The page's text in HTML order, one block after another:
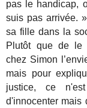
pas le handicap,
suis pas arrivée.
sa fille dans la
Plutôt que de le
chez Simon
mais pour
justice, ce
d'innocenter mais